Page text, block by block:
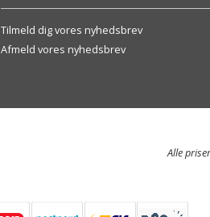
Tilmeld dig vores nyhedsbrev
Afmeld vores nyhedsbrev
Alle